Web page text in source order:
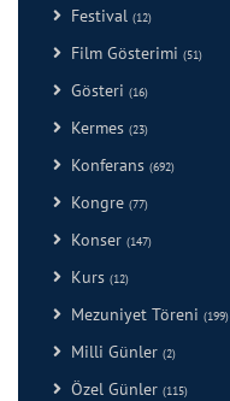
Festival (12)
Film Gösterimi (51)
Gösteri (16)
Kermes (23)
Konferans (692)
Kongre (77)
Konser (147)
Kurs (12)
Mezuniyet Töreni (199)
Milli Günler (2)
Özel Günler (115)